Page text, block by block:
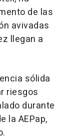
de las
avivadas
llegan a
sólida
riesgos
durante
la AEPap,